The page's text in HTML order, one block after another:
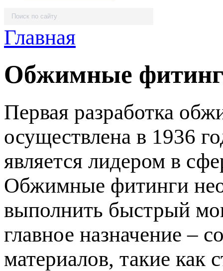
Главная
Обжимные
Первая разработка
осуществлена в 1936
является лидером в
Обжимные фитинги
выполнить быстрый
главное назначение –
материалов, такие как